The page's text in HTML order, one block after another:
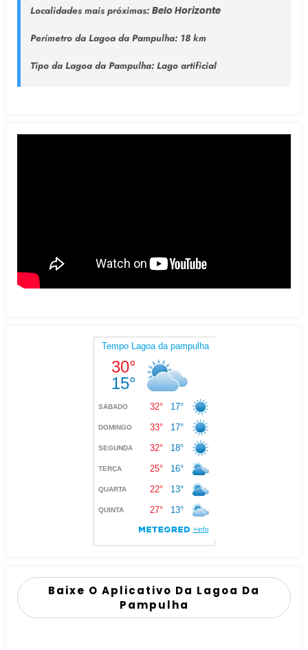
Localidades mais próximas: Belo Horizonte
Perímetro da Lagoa da Pampulha:18 km
Tipo da Lagoa da Pampulha: Lago artificial
Baixe O Aplicativo Da Lagoa Da
Pampulha